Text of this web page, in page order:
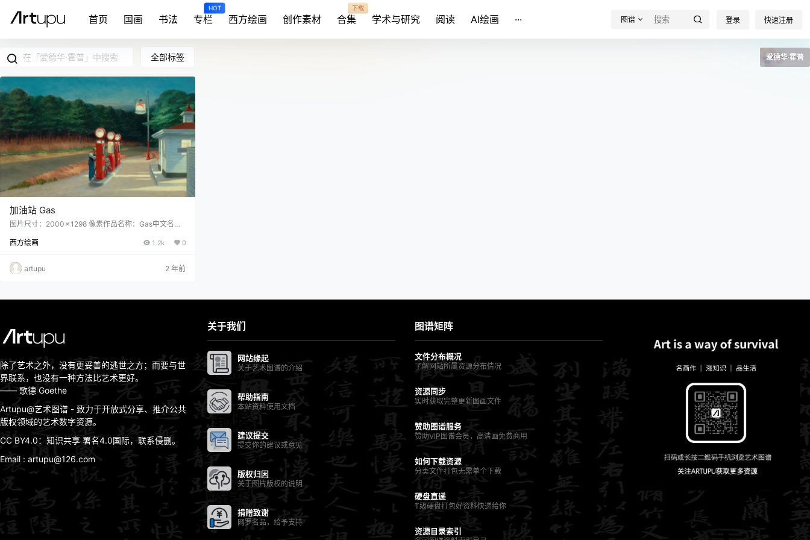
首页 国画 书法 专栏
HOT
西方绘画 创作素材 合集
下载
学术与研究 阅读 AI绘画 ··· 图谱 登录 快速注册
全部标签 爱德华·霍普
加油站 Gas
图片尺寸：2000 × 1298 像素作品名称：Gas中文名
年代：1940风格：社会现实主义体裁：风俗画材质：
ew York City, NY, US版权信息：Public Domain（公
有領域）实际尺寸：102.24 x 66.68 cm 作品介绍 机器
西方绘画 1.2k 0
artupu 2 年前
除了艺术之外，没有更妥善的逃世之方；而要与世
界联系，也没有一种方法比艺术更好。
—— 歌德 Goethe
Artupu@艺术图谱 - 致力于开放式分享、推介公共
版权领域的艺术数字资源。
CC BY4.0：知识共享 署名4.0国际，联系侵删。
Email : artupu@126.com
关于我们
网站缘起
关于艺术图谱的介绍
帮助指南
本站资料使用文档
建议提交
提交你的建议或意见
版权归因
关于图片版权的说明
捐赠致谢
网罗名品，给予支持
图谱矩阵
文件分布概况
了解网站所属资源分布情况
资源同步
实时获取完整更新图画文件
赞助图谱服务
赞助VIP图谱会员，高清画免费商用
如何下载资源
分类文件打包无需单个下载
硬盘直递
T级硬盘打包好资料快递给你
资源目录索引